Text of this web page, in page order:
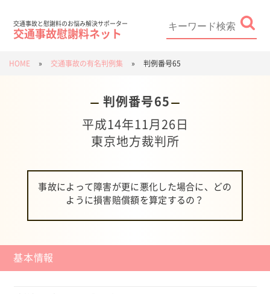
交通事故と慰謝料のお悩み解決サポーター
交通事故慰謝料ネット
HOME » 交通事故の有名判例集 » 判例番号65
判例番号65
平成14年11月26日
東京地方裁判所
事故によって障害が更に悪化した場合に、どの
ように損害賠償額を算定するの？
基本情報